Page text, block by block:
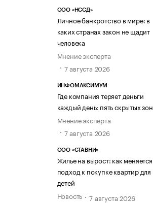
ООО «НССД»
Личное банкротство в мире: в
каких странах закон не щадит
человека
Мнение эксперта
7 августа 2026
ИНФОМАКСИМУМ
Где компания теряет деньги
каждый день: пять скрытых зон
Мнение эксперта
7 августа 2026
ООО «СТАВНИ»
Жилье на вырост: как меняется
подход к покупке квартир для
детей
Новость
7 августа 2026